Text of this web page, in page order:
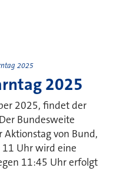
2025
2025
2025, findet der
Bundesweite
von Bund,
Uhr wird eine
11:45 Uhr erfolgt